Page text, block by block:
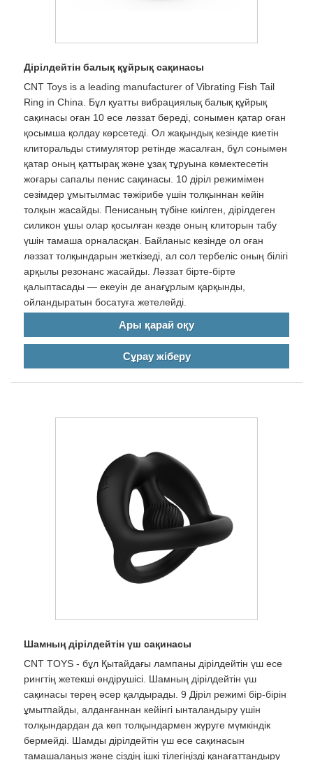
Дірілдейтін балық құйрық сақинасы
CNT Toys is a leading manufacturer of Vibrating Fish Tail
Ring in China. Бұл қуатты вибрациялық балық құйрық
сақинасы оған 10 есе ләззат береді, сонымен қатар оған
қосымша қолдау көрсетеді. Ол жақындық кезінде киетін
клиторальды стимулятор ретінде жасалған, бұл сонымен
қатар оның қаттырақ және ұзақ тұруына көмектесетін
жоғары сапалы пенис сақинасы. 10 діріл режимімен
сезімдер ұмытылмас тәжірибе үшін толқыннан кейін
толқын жасайды. Пенисаның түбіне киілген, дірілдеген
силикон ұшы олар қосылған кезде оның клиторын табу
үшін тамаша орналасқан. Байланыс кезінде ол оған
ләззат толқындарын жеткізеді, ал сол тербеліс оның білігі
арқылы резонанс жасайды. Ләззат бірте-бірте
қалыптасады — екеуін де анағұрлым қарқынды,
ойландыратын босатуға жетелейді.
Ары қарай оқу
Сұрау жіберу
Шамның дірілдейтін үш сақинасы
CNT TOYS - бұл Қытайдағы лампаны дірілдейтін үш есе
рингтің жетекші өндірушісі. Шамның дірілдейтін үш
сақинасы терең әсер қалдырады. 9 Діріл режимі бір-бірін
ұмытпайды, алданғаннан кейінгі ынталандыру үшін
толқындардан да көп толқындармен жүруге мүмкіндік
бермейді. Шамды дірілдейтін үш есе сақинасын
тамашалаңыз және сіздің ішкі тілегіңізді қанағаттандыру